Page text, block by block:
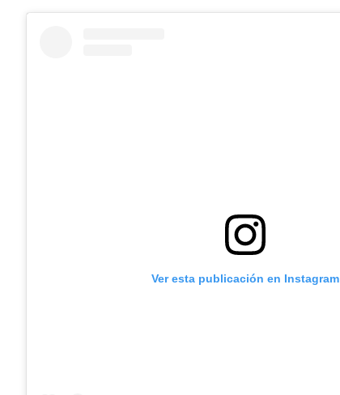
Ver esta publicación en Instagram